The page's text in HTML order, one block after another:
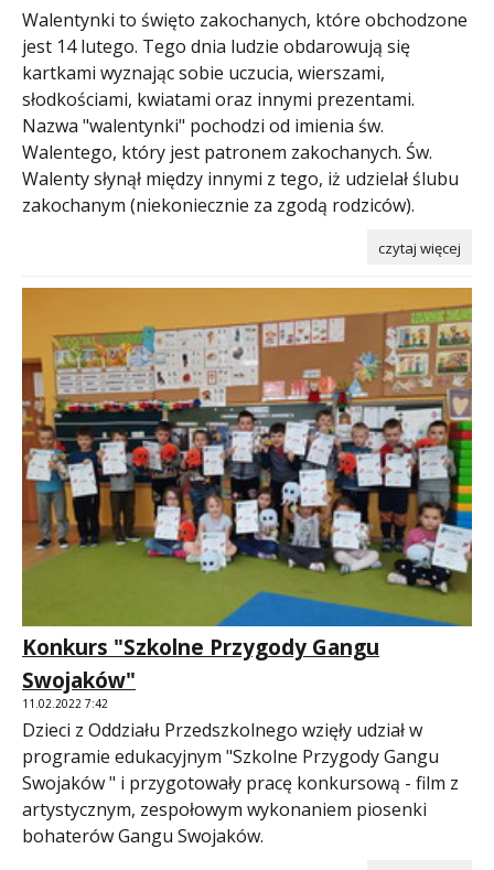
Walentynki to święto zakochanych, które obchodzone
jest 14 lutego. Tego dnia ludzie obdarowują się
kartkami wyznając sobie uczucia, wierszami,
słodkościami, kwiatami oraz innymi prezentami.
Nazwa "walentynki" pochodzi od imienia św.
Walentego, który jest patronem zakochanych. Św.
Walenty słynął między innymi z tego, iż udzielał ślubu
zakochanym (niekoniecznie za zgodą rodziców).
czytaj więcej
Konkurs "Szkolne Przygody Gangu
Swojaków"
11.02.2022 7:42
Dzieci z Oddziału Przedszkolnego wzięły udział w
programie edukacyjnym "Szkolne Przygody Gangu
Swojaków " i przygotowały pracę konkursową - film z
artystycznym, zespołowym wykonaniem piosenki
bohaterów Gangu Swojaków.